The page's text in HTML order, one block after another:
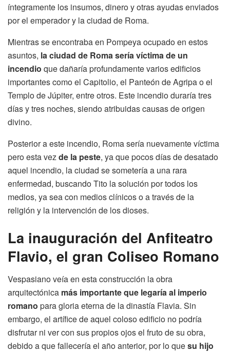
íntegramente los insumos, dinero y otras ayudas enviados
por el emperador y la ciudad de Roma.
Mientras se encontraba en Pompeya ocupado en estos
asuntos, la ciudad de Roma sería víctima de un
incendio que dañaría profundamente varios edificios
importantes como el Capitolio, el Panteón de Agripa o el
Templo de Júpiter, entre otros. Este incendio duraría tres
días y tres noches, siendo atribuidas causas de origen
divino.
Posterior a este incendio, Roma sería nuevamente víctima
pero esta vezde la peste, ya que pocos días de desatado
aquel incendio, la ciudad se sometería a una rara
enfermedad, buscando Tito la solución por todos los
medios, ya sea con medios clínicos o a través de la
religión y la intervención de los dioses.
La inauguración del Anfiteatro
Flavio, el gran Coliseo Romano
Vespasiano veía en esta construcción la obra
arquitectónica más importante que legaría al imperio
romano para gloria eterna de la dinastía Flavia. Sin
embargo, el artífice de aquel coloso edificio no podría
disfrutar ni ver con sus propios ojos el fruto de su obra,
debido a que fallecería el año anterior, por lo quesu hijo